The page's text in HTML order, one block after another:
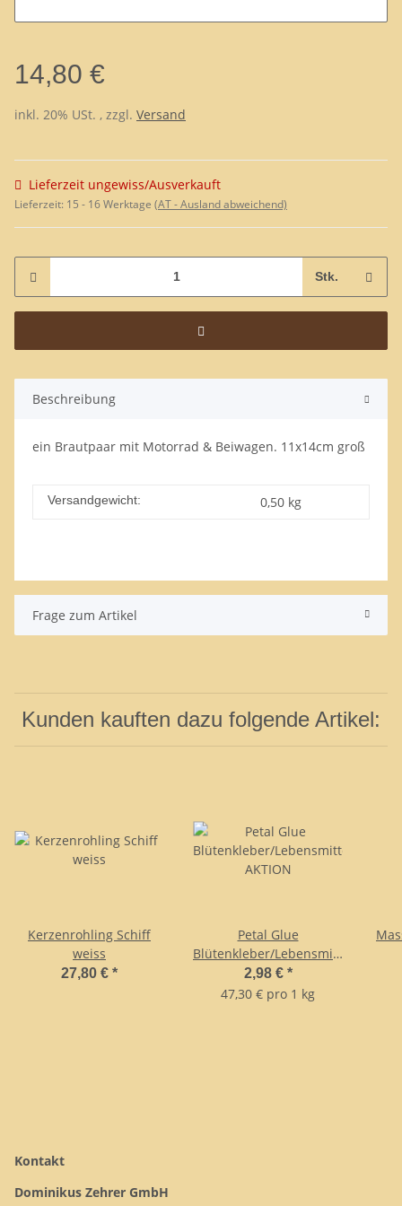
14,80 €
inkl. 20% USt. , zzgl. Versand
Lieferzeit ungewiss/Ausverkauft
Lieferzeit: 15 - 16 Werktage (AT - Ausland abweichend)
Stk.
Beschreibung
ein Brautpaar mit Motorrad & Beiwagen. 11x14cm groß
Versandgewicht: 0,50 kg
Frage zum Artikel
Kunden kauften dazu folgende Artikel:
Kerzenrohling Schiff
weiss
27,80 € *
Petal Glue
Blütenkleber/Lebensmittelkleber
AKTION
2,98 € *
47,30 € pro 1 kg
Kontakt
Dominikus Zehrer GmbH